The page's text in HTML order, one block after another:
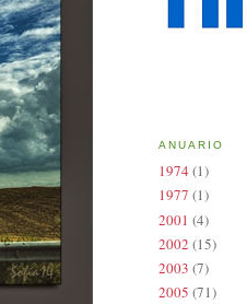
ANUARIO
1974 (1)
1977 (1)
2001 (4)
2002 (15)
2003 (7)
2005 (71)